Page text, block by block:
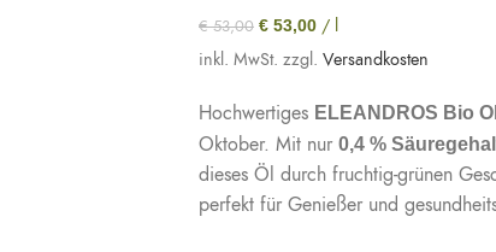
€53,00 € 53,00 / l
inkl. MwSt. zzgl. Versandkosten
Hochwertiges ELEANDROS Bio
Oktober. Mit nur 0,4 %
dieses Öl durch fruchtig-grünen
perfekt für Genießer und